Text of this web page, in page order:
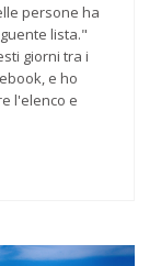
persone ha
lista."
giorni tra i
e ho
l'elenco e